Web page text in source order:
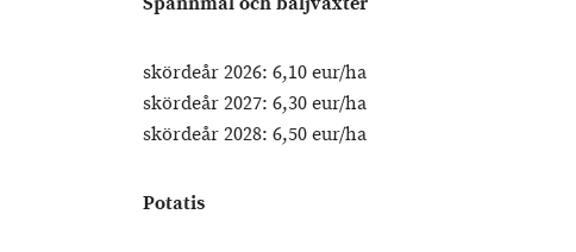
skördeår 2026: 6,10 eur/ha
skördeår 2027: 6,30 eur/ha
skördeår 2028: 6,50 eur/ha
Potatis